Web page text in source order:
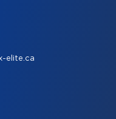
elite.ca